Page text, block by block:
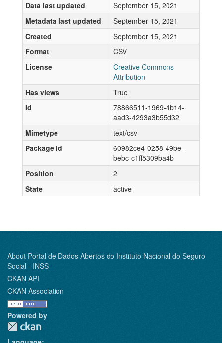
Data last updated
September 15, 2021
Metadata last updated
September 15, 2021
Created
September 15, 2021
Format
CSV
License
Creative Commons
Attribution
Has views
True
Id
78866511-1969-4b14-
aad3-4293a3b55d32
Mimetype
text/csv
Package id
60982ce4-0258-49be-
bebc-c1ff5309ba4b
Position
2
State
active
About Portal de Dados Abertos do Instituto Nacional do Seguro
Social - INSS
CKAN API
CKAN Association
Powered by